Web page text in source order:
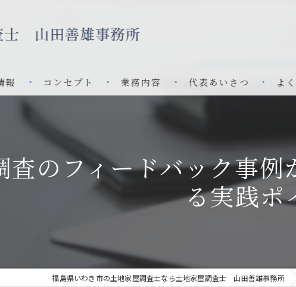
報 コンセプト 業務内容 代表あいさつ よ
査のフィードバック事
る実践ポ
福島県いわき市の土地家屋調査士なら土地家屋調査士 山田善雄事務所